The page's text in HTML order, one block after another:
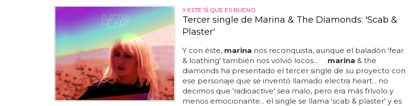
Y ESTE SÍ QUE ES BUENO
Tercer single de Marina & The Diamonds: 'Scab &
Plaster'
Y con éste, marina nos reconquista, aunque el baladón 'fear
& loathing' también nos volvió locos... marina & the
diamonds ha presentado el tercer single de su proyecto con
ese personaje que se inventó llamado electra heart... no
decimos que 'radioactive' sea malo, pero era más frívolo y
menos emocionante... el single se llama 'scab & plaster' y es